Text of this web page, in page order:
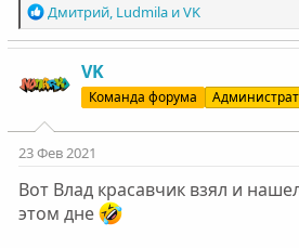
Р
е
а
ц
и
:
Дмитрий, LudmilaиVK
VK
Команда форума
23 Фев 2021
Вот Влад красавчик взял и
этом дне